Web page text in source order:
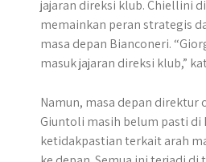
jajaran direksi klub. Chiellini
memainkan peran strategis
masa depan Bianconeri.
masuk jajaran direksi klub,”
Namun, masa depan direktur
Giuntoli masih belum pasti di
ketidakpastian terkait arah